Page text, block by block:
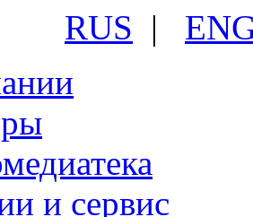
RUS |
и сервис